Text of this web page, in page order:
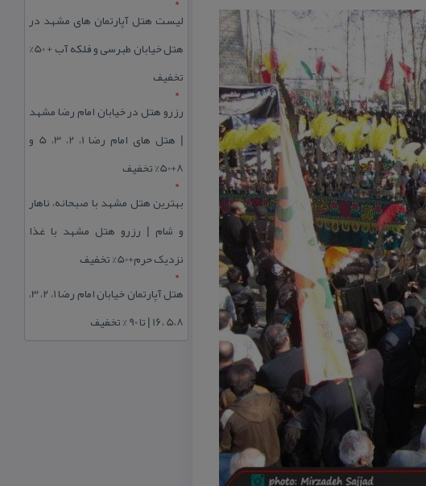
لیست هتل آپارتمان های مشهد در
هتل خیابان طبرسی و فلکه آب + 50%
تخفیف
رزرو هتل در خیابان امام رضا مشهد
| هتل‌ های امام رضا 1، 2، 3، 5 و
8+50% تخفیف
بهترین هتل مشهد با صبحانه، ناهار
و شام | رزرو هتل مشهد با غذا
نزدیک حرم+50% تخفیف
هتل آپارتمان خیابان امام رضا 1، 2، 3،
5،8 ،16 | تا 90 % تخفیف